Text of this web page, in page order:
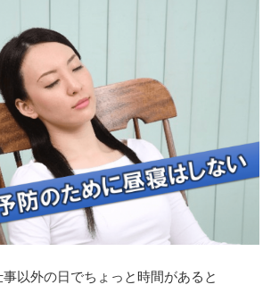
以外の日でちょっと時間があると